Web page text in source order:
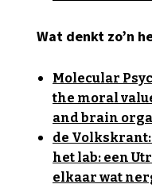
Wat denkt zo’n
Molecular
the moral
and brain
de
het lab: een
elkaar wat